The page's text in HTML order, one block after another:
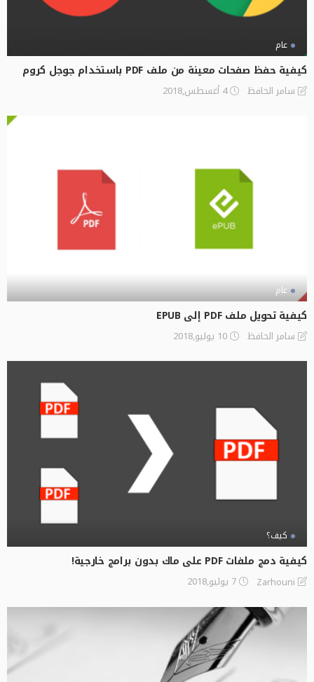
عام
كيفية حفظ صفحات معينة من ملف PDF باستخدام جوجل كروم
سامر الحافظ 4 أغسطس,2018
عام
كيفية تحويل ملف PDF إلى EPUB
سامر الحافظ 10 يوليو,2018
كيف؟
كيفية دمج ملفات PDF على ماك بدون برامج خارجية!
Zarhouni 7 يوليو,2018